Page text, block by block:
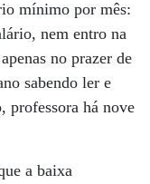
mínimo por mês:
nem entro na
no prazer de
sabendo ler e
professora há nove
a baixa